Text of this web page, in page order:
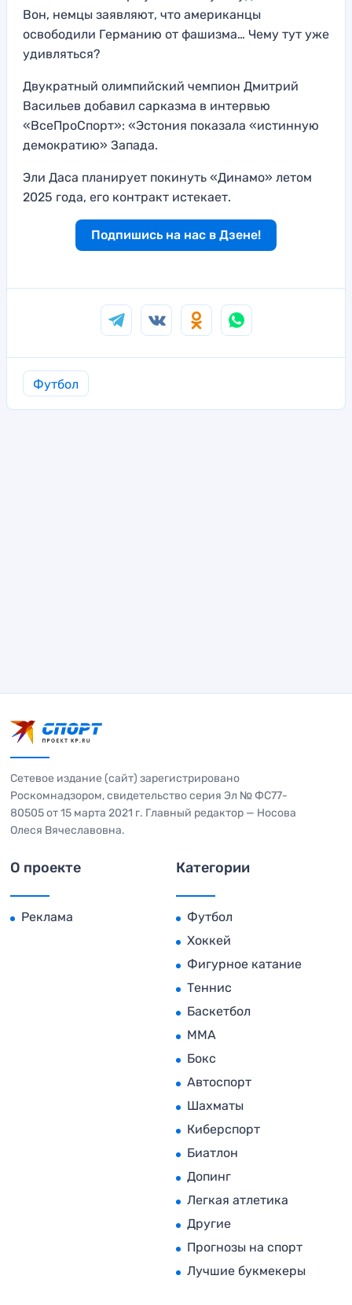
Вон, немцы заявляют, что американцы
освободили Германию от фашизма… Чему тут уже
удивляться?
Двукратный олимпийский чемпион Дмитрий
Васильев добавил сарказма в интервью
«ВсеПроСпорт»: «Эстония показала «истинную
демократию» Запада.
Эли Даса планирует покинуть «Динамо» летом
2025 года, его контракт истекает.
Подпишись на нас в Дзене!
Футбол
Сетевое издание (сайт) зарегистрировано
Роскомнадзором, свидетельство серия Эл № ФС77-
80505 от 15 марта 2021 г. Главный редактор — Носова
Олеся Вячеславовна.
О проекте
Реклама
Категории
Футбол
Хоккей
Фигурное катание
Теннис
Баскетбол
MMA
Бокс
Автоспорт
Шахматы
Киберспорт
Биатлон
Допинг
Легкая атлетика
Другие
Прогнозы на спорт
Лучшие букмекеры